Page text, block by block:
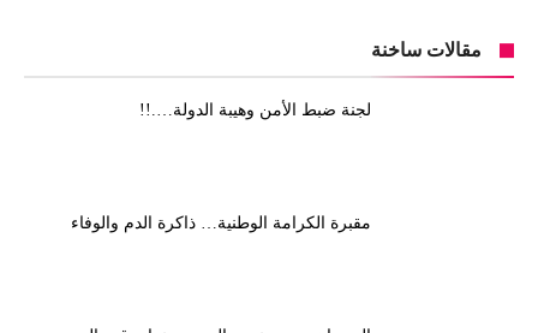
مقالات ساخنة
لجنة ضبط الأمن وهيبة الدولة….!!
مقبرة الكرامة الوطنية… ذاكرة الدم والوفاء